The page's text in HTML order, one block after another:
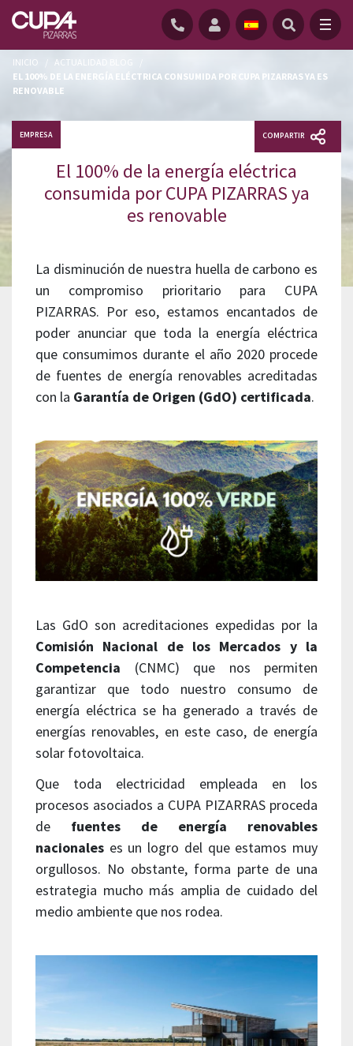
INICIO ACTUALIDAD BLOG
EL 100% DE LA ENERGÍA ELÉCTRICA CONSUMIDA POR CUPA PIZARRAS YA ES
RENOVABLE
EMPRESA COMPARTIR
El 100% de la energía eléctrica
consumida por CUPA PIZARRAS ya
es renovable
La disminución de nuestra huella de carbono es
un compromiso prioritario para CUPA
PIZARRAS. Por eso, estamos encantados de
poder anunciar que toda la energía eléctrica
que consumimos durante el año 2020 procede
de fuentes de energía renovables acreditadas
con la Garantía de Origen (GdO) certificada.
Las GdO son acreditaciones expedidas por la
Comisión Nacional de los Mercados y la
Competencia (CNMC) que nos permiten
garantizar que todo nuestro consumo de
energía eléctrica se ha generado a través de
energías renovables, en este caso, de energía
solar fotovoltaica.
Que toda electricidad empleada en los
procesos asociados a CUPA PIZARRAS proceda
de fuentes de energía renovables
nacionales es un logro del que estamos muy
orgullosos. No obstante, forma parte de una
estrategia mucho más amplia de cuidado del
medio ambiente que nos rodea.